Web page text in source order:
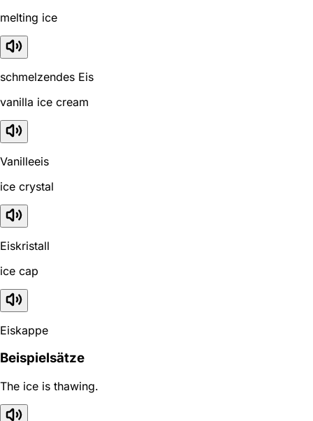
melting ice
schmelzendes Eis
vanilla ice cream
Vanilleeis
ice crystal
Eiskristall
ice cap
Eiskappe
Beispielsätze
The ice is thawing.